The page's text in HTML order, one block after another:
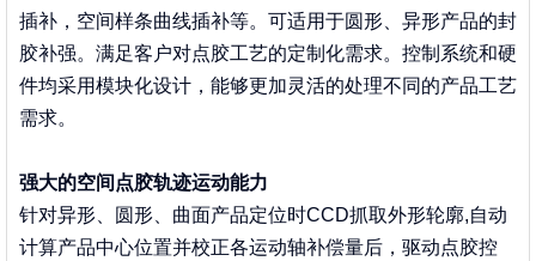
插补，空间样条曲线插补等。可适用于圆形、异形产品的封
胶补强。满足客户对点胶工艺的定制化需求。控制系统和硬
件均采用模块化设计，能够更加灵活的处理不同的产品工艺
需求。
强大的空间点胶轨迹运动能力
针对异形、圆形、曲面产品定位时CCD抓取外形轮廓,自动
计算产品中心位置并校正各运动轴补偿量后，驱动点胶控